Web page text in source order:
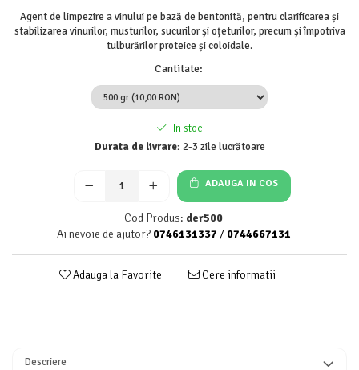
Ambalaje
Bentonite și substanțe de limpezire
Dopuitoare și aparate de capișonare
Agent de limpezire a vinului pe bază de bentonită, pentru clarificarea și
stabilizarea vinurilor, musturilor, sucurilor și oțeturilor, precum și împotriva
tulburărilor proteice și coloidale.
Cantitate:
In stoc
Durata de livrare: 2-3 zile lucrătoare
ADAUGA IN COS
Cod Produs: der500
Ai nevoie de ajutor? 0746131337 / 0744667131
Adauga la Favorite Cere informatii
Descriere